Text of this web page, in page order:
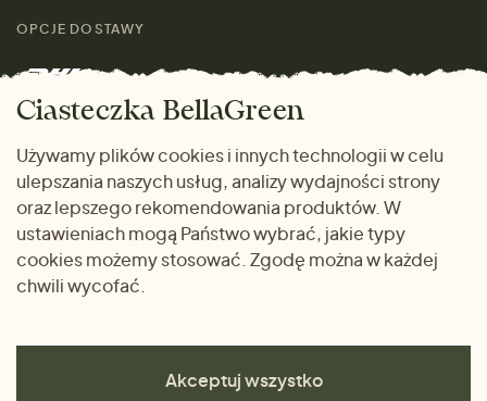
Skontaktuj się z nami
Marki
Mężczyźni
Dom i wnętrze
Prezenty
rozmiarach
Zwrot towaru
Dlaczego warto kupować
u nas
OPCJE DOSTAWY
METODY PŁATNOŚCI
Ciasteczka BellaGreen
Używamy plików cookies i innych technologii w celu
ulepszania naszych usług, analizy wydajności strony
oraz lepszego rekomendowania produktów. W
ustawieniach mogą Państwo wybrać, jakie typy
cookies możemy stosować. Zgodę można w każdej
chwili wycofać.
Akceptuj wszystko